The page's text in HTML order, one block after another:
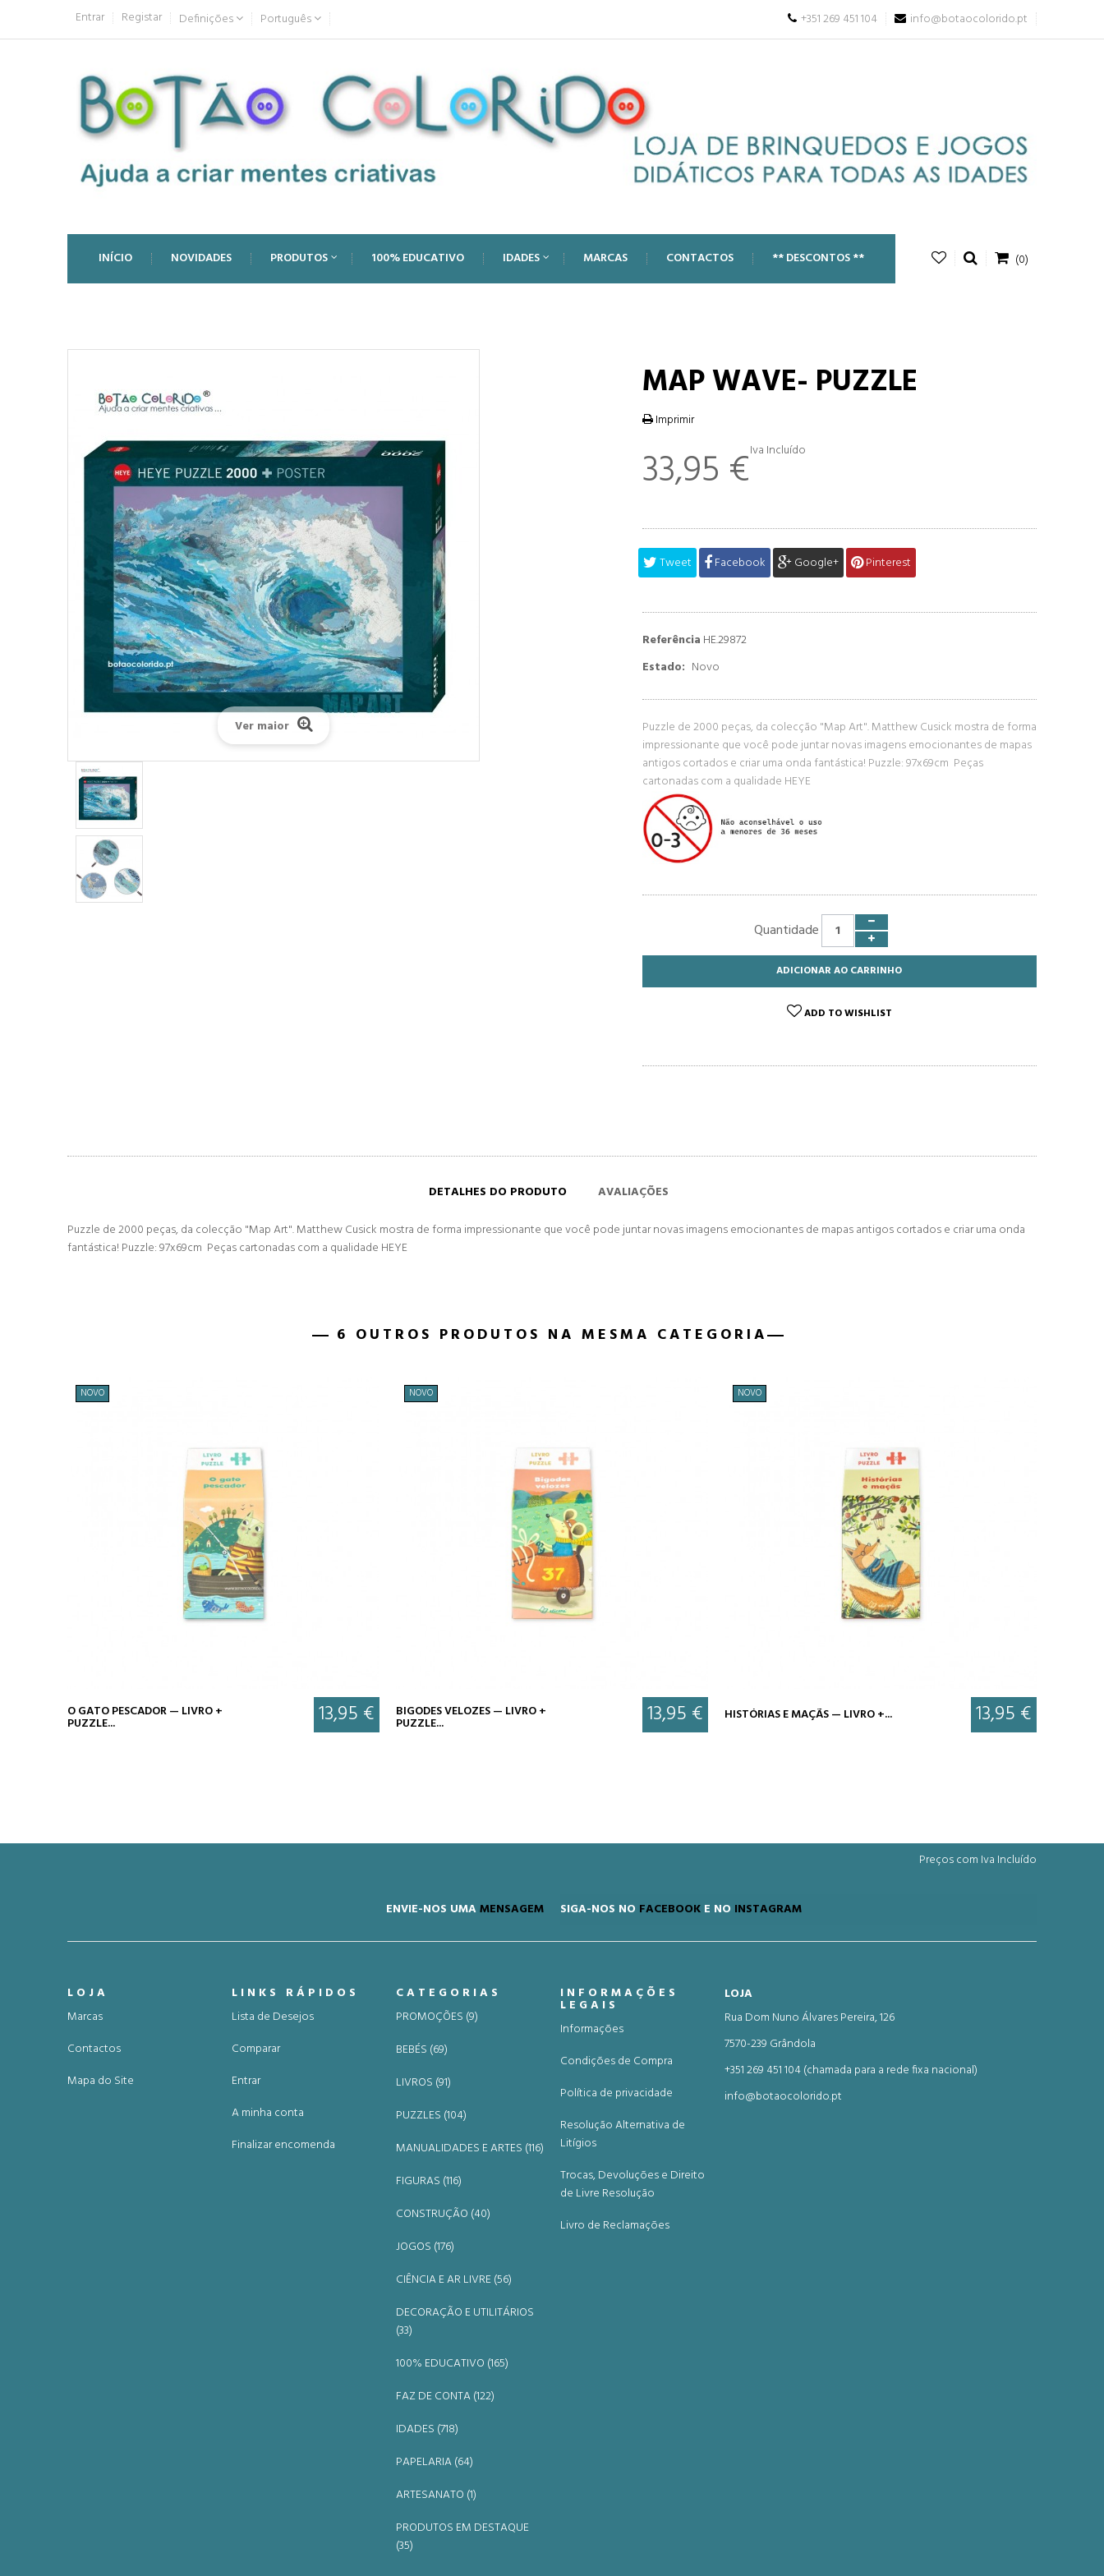
Entrar Registar Definições +351 269 451 104 info@botaocolorido.pt
Português
INÍCIO NOVIDADES PRODUTOS 100% EDUCATIVO IDADES MARCAS CONTACTOS ** DESCONTOS ** (0)
Ver maior
MAP WAVE- PUZZLE
Imprimir
33,95 €Iva Incluído
Tweet Facebook Google+ Pinterest
Referência HE.29872
Estado: Novo
Puzzle de 2000 peças, da colecção "Map Art". Matthew Cusick mostra de forma
impressionante que você pode juntar novas imagens emocionantes de mapas
antigos cortados e criar uma onda fantástica! Puzzle: 97x69cm Peças
cartonadas com a qualidade HEYE
Quantidade
ADICIONAR AO CARRINHO
ADD TO WISHLIST
DETALHES DO PRODUTO
AVALIAÇÕES
Puzzle de 2000 peças, da colecção "Map Art". Matthew Cusick mostra de forma impressionante que você pode juntar novas imagens emocionantes de mapas antigos cortados e criar uma onda
fantástica! Puzzle:97x69cm Peças cartonadas com a qualidade HEYE
6 OUTROS PRODUTOS NA MESMA CATEGORIA
NOVO
O GATO PESCADOR — LIVRO +
PUZZLE... 13,95 €
NOVO
BIGODES VELOZES — LIVRO +
PUZZLE... 13,95 €
NOVO
HISTÓRIAS E MAÇÃS — LIVRO +... 13,95 €
Preços com Iva Incluído
ENVIE-NOS UMAMENSAGEM SIGA-NOS NO FACEBOOK E NO INSTAGRAM
LOJA
Marcas
Contactos
Mapa do Site
LINKS RÁPIDOS
Lista de Desejos
Comparar
Entrar
A minha conta
Finalizar encomenda
CATEGORIAS
PROMOÇÕES (9)
BEBÉS (69)
LIVROS (91)
PUZZLES (104)
MANUALIDADES E ARTES (116)
FIGURAS (116)
CONSTRUÇÃO (40)
JOGOS (176)
CIÊNCIA E AR LIVRE (56)
DECORAÇÃO E UTILITÁRIOS
(33)
100% EDUCATIVO (165)
FAZ DE CONTA (122)
IDADES (718)
PAPELARIA (64)
ARTESANATO (1)
PRODUTOS EM DESTAQUE
(35)
INFORMAÇÕES
LEGAIS
Informações
Condições de Compra
Política de privacidade
Resolução Alternativa de
Litígios
Trocas, Devoluções e Direito
de Livre Resolução
Livro de Reclamações
LOJA
Rua Dom Nuno Álvares Pereira, 126
7570-239 Grândola
+351 269 451 104 (chamada para a rede fixa nacional)
info@botaocolorido.pt